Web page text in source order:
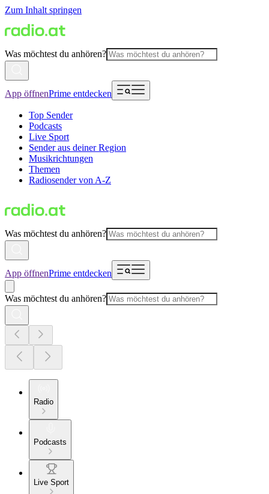
Zum Inhalt springen
Was möchtest du anhören?
App öffnenPrime entdecken
Top Sender
Podcasts
Live Sport
Sender aus deiner Region
Musikrichtungen
Themen
Radiosender von A-Z
Was möchtest du anhören?
App öffnenPrime entdecken
Was möchtest du anhören?
Radio
Podcasts
Live Sport